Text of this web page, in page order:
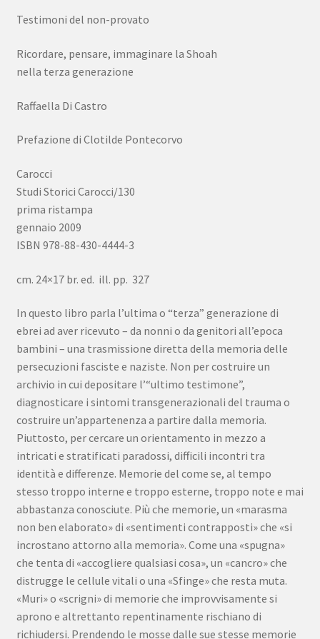
Testimoni del non-provato
Ricordare, pensare, immaginare la Shoah
nella terza generazione
Raffaella Di Castro
Prefazione di Clotilde Pontecorvo
Carocci
Studi Storici Carocci/130
prima ristampa
gennaio 2009
ISBN 978-88-430-4444-3
cm. 24×17 br. ed. ill. pp. 327
In questo libro parla l’ultima o “terza” generazione di
ebrei ad aver ricevuto – da nonni o da genitori all’epoca
bambini – una trasmissione diretta della memoria delle
persecuzioni fasciste e naziste. Non per costruire un
archivio in cui depositare l’“ultimo testimone”,
diagnosticare i sintomi transgenerazionali del trauma o
costruire un’appartenenza a partire dalla memoria.
Piuttosto, per cercare un orientamento in mezzo a
intricati e stratificati paradossi, difficili incontri tra
identità e differenze. Memorie del come se, al tempo
stesso troppo interne e troppo esterne, troppo note e mai
abbastanza conosciute. Più che memorie, un «marasma
non ben elaborato» di «sentimenti contrapposti» che «si
incrostano attorno alla memoria». Come una «spugna»
che tenta di «accogliere qualsiasi cosa», un «cancro» che
distrugge le cellule vitali o una «Sfinge» che resta muta.
«Muri» o «scrigni» di memorie che improvvisamente si
aprono e altrettanto repentinamente rischiano di
richiudersi. Prendendo le mosse dalle sue stesse memorie